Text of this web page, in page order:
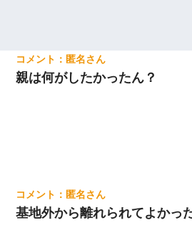
匿名
親は何がしたかったん？
匿名
基地外から離れられてよかっ